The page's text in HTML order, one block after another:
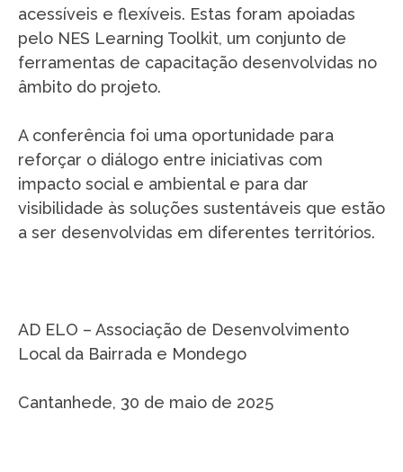
acessíveis e flexíveis. Estas foram apoiadas
pelo NES Learning Toolkit, um conjunto de
ferramentas de capacitação desenvolvidas no
âmbito do projeto.
A conferência foi uma oportunidade para
reforçar o diálogo entre iniciativas com
impacto social e ambiental e para dar
visibilidade às soluções sustentáveis que estão
a ser desenvolvidas em diferentes territórios.
AD ELO – Associação de Desenvolvimento
Local da Bairrada e Mondego
Cantanhede, 30 de maio de 2025